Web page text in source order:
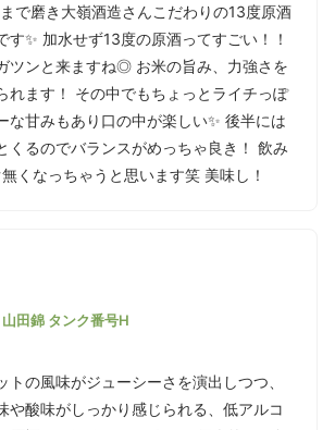
で磨き大嶺酒造さんこだわりの13度原酒
す✨ 加水せず13度の原酒ってすごい！！
ツンと来ますね◎ お米の旨み、力強さを
れます！ その中でもちょっとライチっぽ
な甘みもあり口の中が楽しい✨ 後半には
くるのでバランスがめっちゃ良き！ 飲み
くなっちゃうと思います笑 美味し！
田錦 タンク番号H
トの風味がジューシーさを演出しつつ、
や酸味がしっかり感じられる、低アルコ